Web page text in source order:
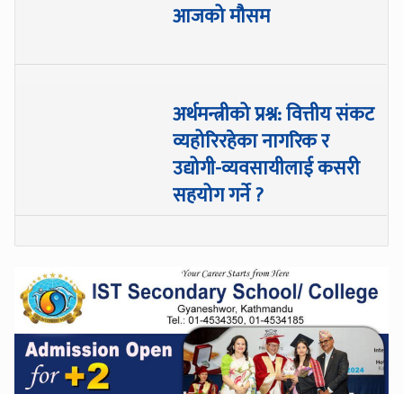
आजको मौसम
अर्थमन्त्रीको प्रश्न: वित्तीय संकट
व्यहोरिरहेका नागरिक र
उद्योगी-व्यवसायीलाई कसरी
सहयोग गर्ने ?